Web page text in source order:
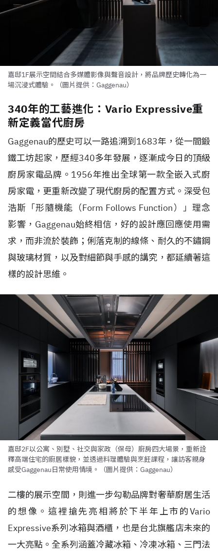
嘉邸1F展示空間結合多媒體影像與聲音設計，將品牌歷史轉化為一
場沉浸式體驗。（圖片提供：Gaggenau）
340年的工藝進化：Vario Expressive重
新定義當代廚房
Gaggenau的歷史可以一路追溯到1683年，從一間鍛
鐵工坊起家，歷經340多年發展，逐漸成今日的頂級
廚房家電品牌。1956年推出全球第一款全嵌入式廚
房家電，更重新改變了現代廚房的配置方式。深受包
浩斯「形隨機能（Form Follows Function）」理念
影響，Gaggenau始終相信，好的設計應回應使用需
求，而非流於裝飾；俐落克制的線條、耐久的不鏽鋼
與玻璃材質，以及對細節與手感的講究，都延續著這
樣的設計思維。
嘉邸2F以公寓、別墅、社交與家政（保母）廚房四大場景，重新詮
釋高端住宅的廚居樣貌，並透過料理體驗與烹飪課程，讓訪客親身
感受Gaggenau日常使用情境。（圖片提供：Gaggenau）
二樓的展示空間，則進一步勾勒品牌對奢華廚居生活
的想像。這裡搶先亮相將於下半年上市的Vario
Expressive系列冰箱與酒櫃，也是台北旗艦店未來的
一大亮點。全系列涵蓋冷藏冰箱、冷凍冰箱、三門法